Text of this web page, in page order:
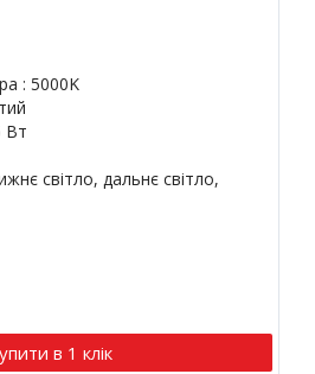
: 5000K
Вт
світло, дальнє світло,
в 1 клік